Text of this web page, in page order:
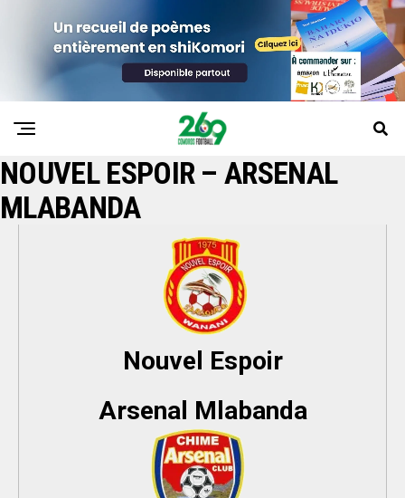
NOUVEL ESPOIR – ARSENAL
MLABANDA
Nouvel Espoir
Arsenal Mlabanda